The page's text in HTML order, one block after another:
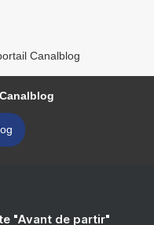
Canalblog
"Avant de partir"